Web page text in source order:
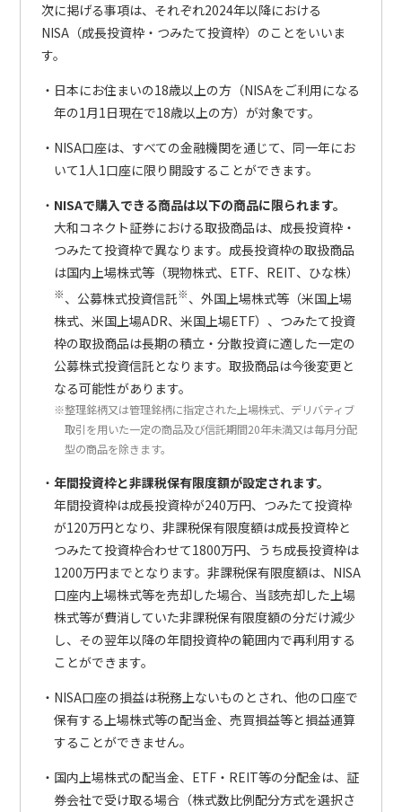
次に掲げる事項は、それぞれ2024年以降における
NISA（成長投資枠・つみたて投資枠）のことをいいま
す。
日本にお住まいの18歳以上の方（NISAをご利用になる
年の1月1日現在で18歳以上の方）が対象です。
NISA口座は、すべての金融機関を通じて、同一年にお
いて1人1口座に限り開設することができます。
NISAで購入できる商品は以下の商品に限られます。
大和コネクト証券における取扱商品は、成長投資枠・
つみたて投資枠で異なります。成長投資枠の取扱商品
は国内上場株式等（現物株式、ETF、REIT、ひな株）
※、公募株式投資信託※、外国上場株式等（米国上場
株式、米国上場ADR、米国上場ETF）、つみたて投資
枠の取扱商品は長期の積立・分散投資に適した一定の
公募株式投資信託となります。取扱商品は今後変更と
なる可能性があります。
※整理銘柄又は管理銘柄に指定された上場株式、デリバティブ
取引を用いた一定の商品及び信託期間20年未満又は毎月分配
型の商品を除きます。
年間投資枠と非課税保有限度額が設定されます。
年間投資枠は成長投資枠が240万円、つみたて投資枠
が120万円となり、非課税保有限度額は成長投資枠と
つみたて投資枠合わせて1800万円、うち成長投資枠は
1200万円までとなります。非課税保有限度額は、NISA
口座内上場株式等を売却した場合、当該売却した上場
株式等が費消していた非課税保有限度額の分だけ減少
し、その翌年以降の年間投資枠の範囲内で再利用する
ことができます。
NISA口座の損益は税務上ないものとされ、他の口座で
保有する上場株式等の配当金、売買損益等と損益通算
することができません。
国内上場株式の配当金、ETF・REIT等の分配金は、証
券会社で受け取る場合（株式数比例配分方式を選択さ